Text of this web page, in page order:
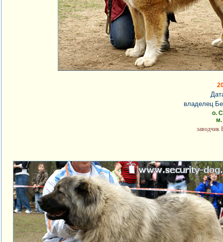
владелец
о.
м.
заводчик